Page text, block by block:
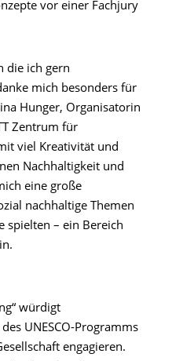
vor einer Fachjury
die ich gern
mich besonders für
Hunger, Organisatorin
Zentrum für
viel Kreativität und
Nachhaltigkeit und
eine große
nachhaltige Themen
spielten – ein Bereich
würdigt
UNESCO-Programms
engagieren.